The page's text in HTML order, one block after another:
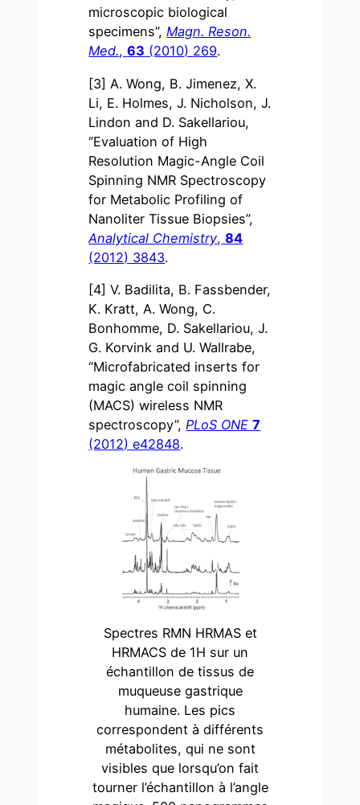
microscopic biological
specimens”,Magn. Reson.
Med.,63 (2010) 269.
[3] A. Wong, B. Jimenez, X.
Li, E. Holmes, J. Nicholson, J.
Lindon and D. Sakellariou,
“Evaluation of High
Resolution Magic-Angle Coil
Spinning NMR Spectroscopy
for Metabolic Profiling of
Nanoliter Tissue Biopsies”,
Analytical Chemistry,84
(2012) 3843.
[4] V. Badilita, B. Fassbender,
K. Kratt, A. Wong, C.
Bonhomme, D. Sakellariou, J.
G. Korvink and U. Wallrabe,
“Microfabricated inserts for
magic angle coil spinning
(MACS) wireless NMR
spectroscopy”, PLoS ONE 7
(2012) e42848.
Spectres RMN HRMAS et
HRMACS de 1H sur un
échantillon de tissus de
muqueuse gastrique
humaine. Les pics
correspondent à différents
métabolites, qui ne sont
visibles que lorsqu’on fait
tourner l’échantillon à l’angle